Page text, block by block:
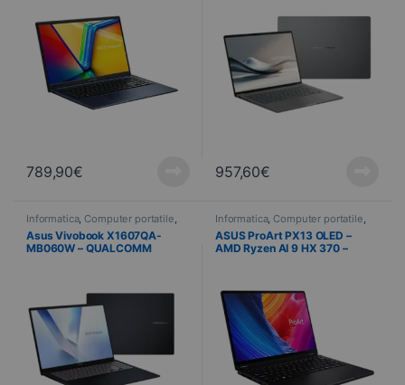
789,90€ 957,60€
Informatica, Computer portatile,
Computer portatili
Asus Vivobook X1607QA-
MB060W – QUALCOMM
Informatica, Computer portatile,
Computer portatili
ASUS ProArt PX13 OLED –
AMD Ryzen AI 9 HX 370 –
8GB